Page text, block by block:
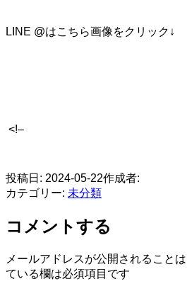
LINE @はこちら画像をクリック↓
<!–
投稿日: 2024-05-22作成者:
カテゴリー: 未分類
コメントする
メールアドレスが公開されることは
ている欄は必須項目です